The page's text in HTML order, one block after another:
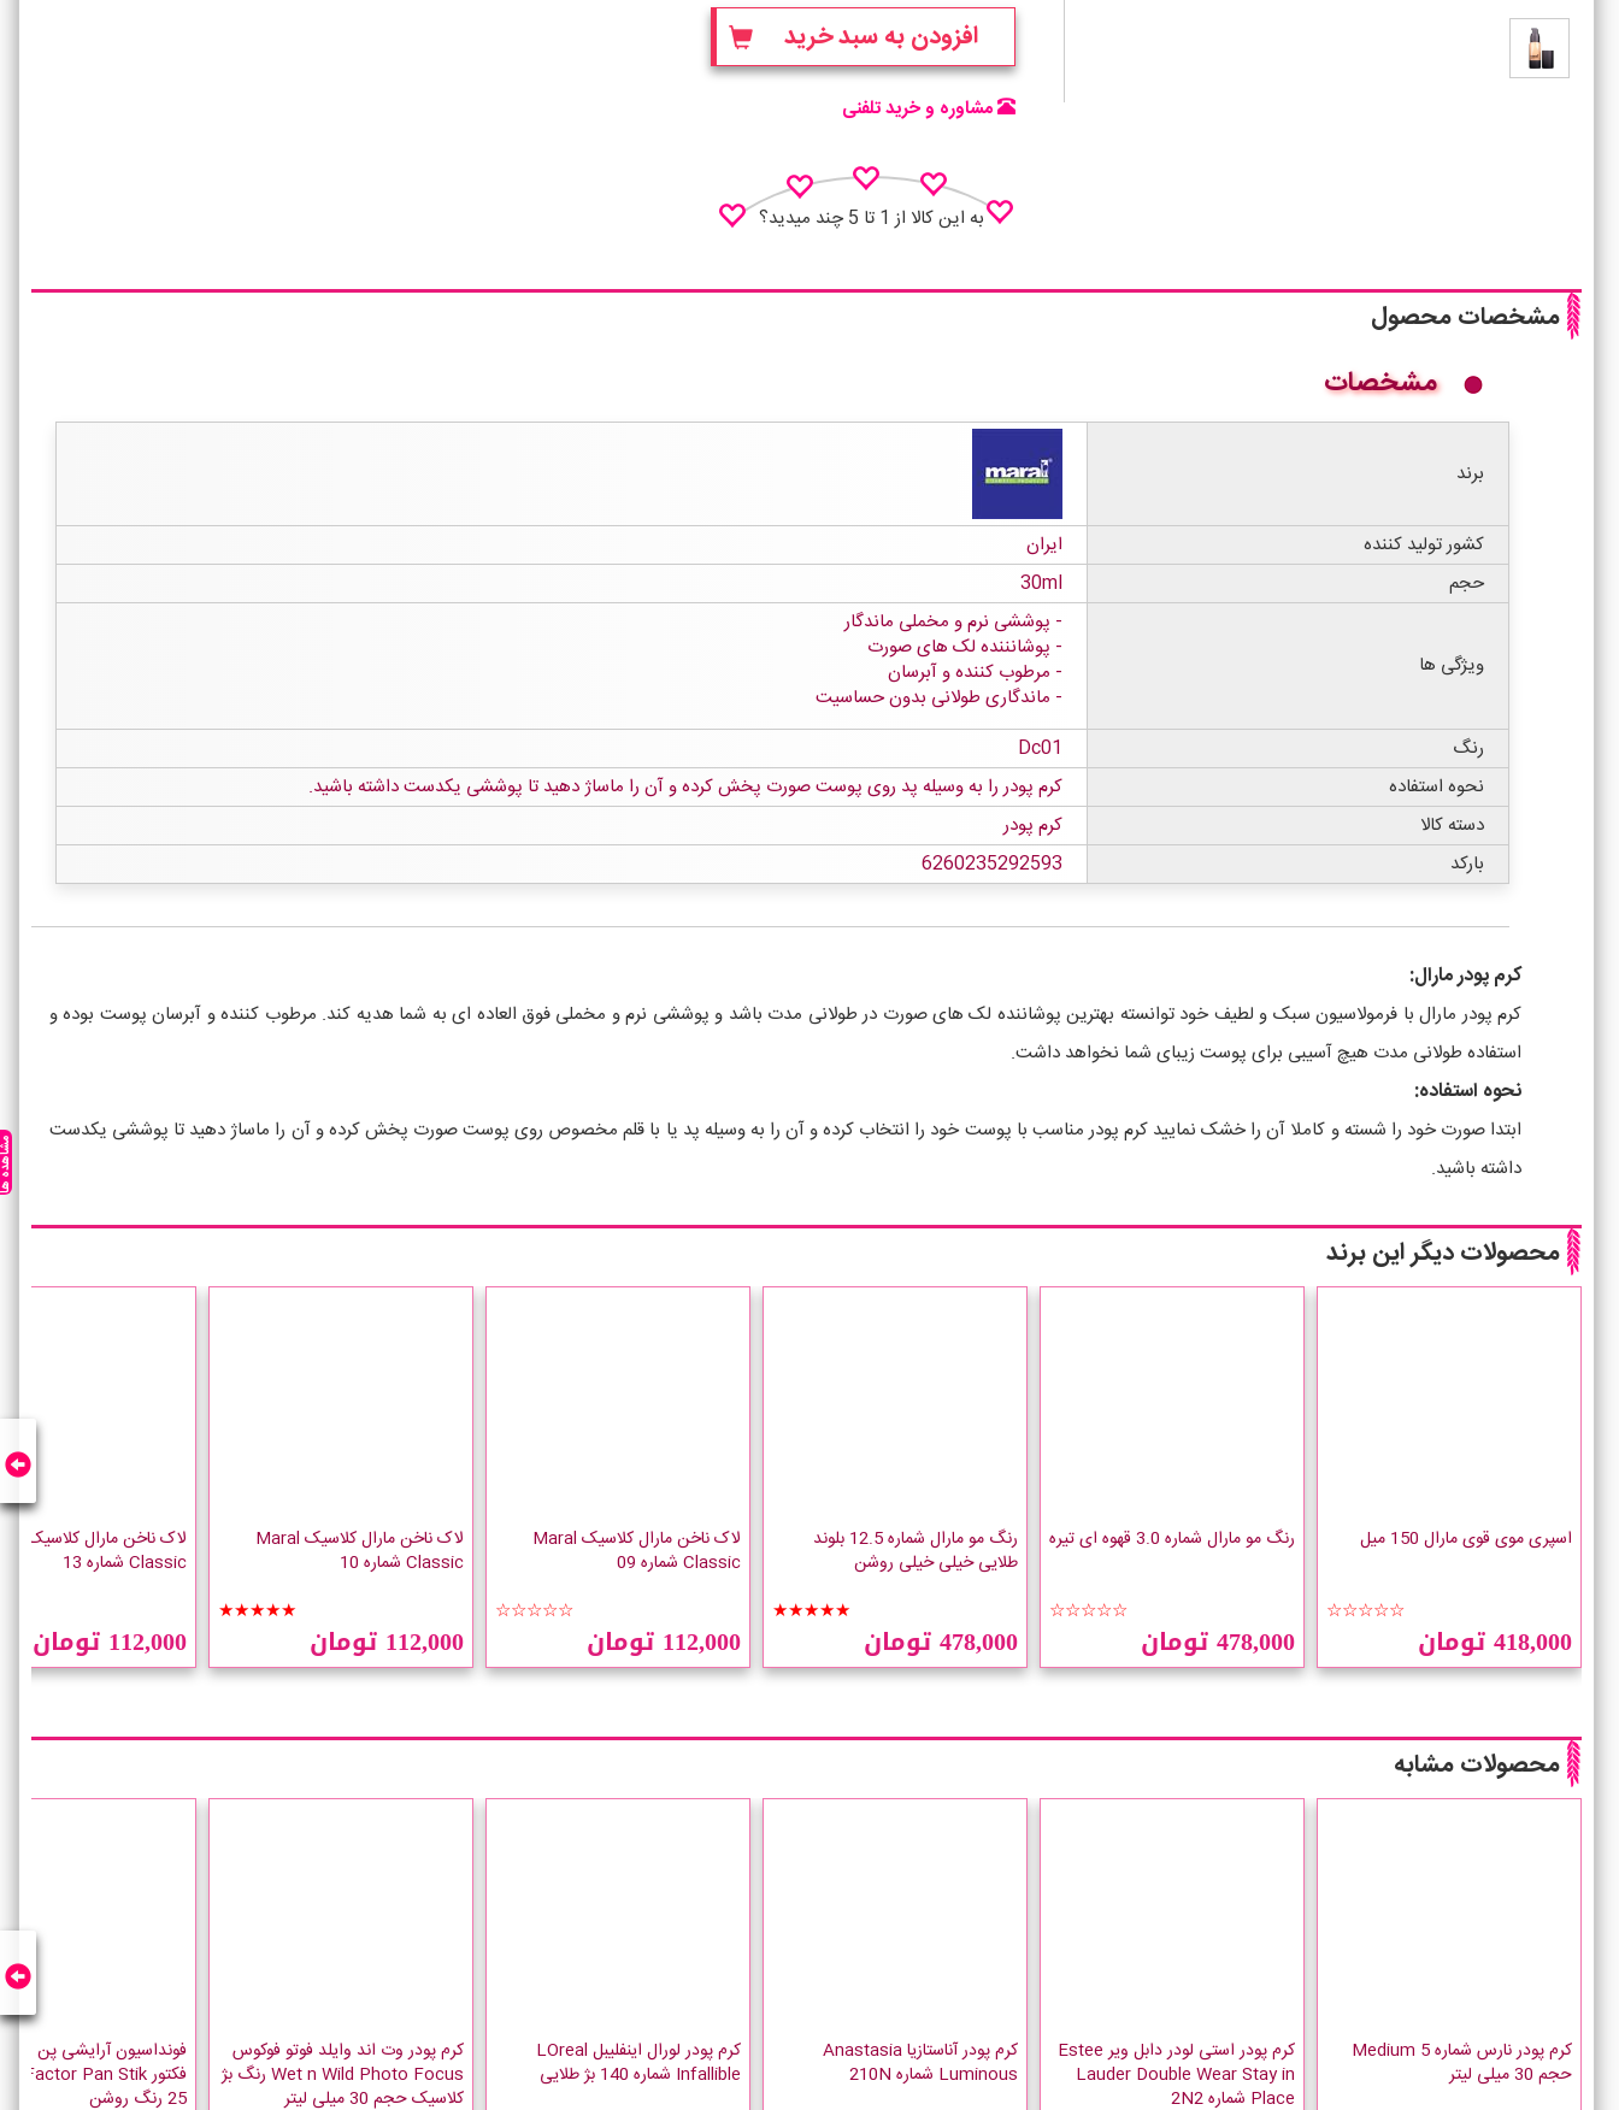
افزودن به سبد خرید
مشاوره و خرید تلفنی
به این کالا از 1 تا 5 چند میدید؟
مشخصات محصول
مشخصات
برند
کشور تولید کننده
ایران
حجم
30ml
ویژگی ها
پوششی نرم و مخملی ماندگار
پوشانننده لک های صورت
مرطوب کننده و آبرسان
ماندگاری طولانی بدون حساسیت
رنگ
Dc01
نحوه استفاده
کرم پودر را به وسیله پد روی پوست صورت پخش کرده و آن را ماساژ دهید تا پوششی یکدست داشته باشید.
دسته کالا
کرم پودر
بارکد
6260235292593
کرم پودر مارال:
کرم پودر مارال با فرمولاسیون سبک و لطیف خود توانسته بهترین پوشاننده لک های صورت در طولانی مدت باشد و پوششی نرم و مخملی فوق العاده ای به شما هدیه کند. مرطوب کننده و آبرسان پوست بوده و
استفاده طولانی مدت هیچ آسیبی برای پوست زیبای شما نخواهد داشت.
نحوه استفاده:
ابتدا صورت خود را شسته و کاملا آن را خشک نمایید کرم پودر مناسب با پوست خود را انتخاب کرده و آن را به وسیله پد یا با قلم مخصوص روی پوست صورت پخش کرده و آن را ماساژ دهید تا پوششی یکدست
داشته باشید.
محصولات دیگر این برند
اسپری موی قوی مارال 150 میل
☆☆☆☆☆
418,000 تومان
رنگ مو مارال شماره 3.0 قهوه ای تیره
☆☆☆☆☆
478,000 تومان
رنگ مو مارال شماره 12.5 بلوند
طلایی خیلی خیلی روشن
★★★★★
478,000 تومان
لاک ناخن مارال کلاسیک Maral
Classic شماره 09
☆☆☆☆☆
112,000 تومان
لاک ناخن مارال کلاسیک Maral
Classic شماره 10
★★★★★
112,000 تومان
Classic شماره 13
112,000 تومان
محصولات مشابه
کرم پودر نارس شماره Medium 5
حجم 30 میلی لیتر
کرم پودر استی لودر دابل ویر Estee
Lauder Double Wear Stay in
Place شماره 2N2
کرم پودر آناستازیا Anastasia
Luminous شماره 210N
کرم پودر لورال اینفلیبل LOreal
Infallible شماره 140 بژ طلایی
کرم پودر وت اند وایلد فوتو فوکوس
Wet n Wild Photo Focus رنگ بژ
کلاسیک حجم 30 میلی لیتر
فونداسیون آرایشی پن
25 رنگ روشن